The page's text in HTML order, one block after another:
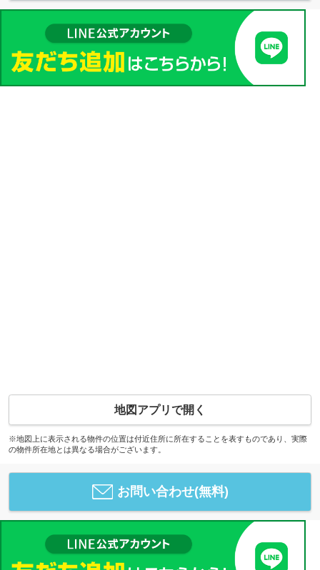
地図アプリで開く
※地図上に表示される物件の位置は付近住所に所在することを表すものであり、実際
の物件所在地とは異なる場合がございます。
お問い合わせ(無料)